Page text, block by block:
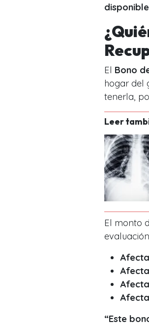
El Bono
hogar del
tenerla,
Leer
El monto
“Este